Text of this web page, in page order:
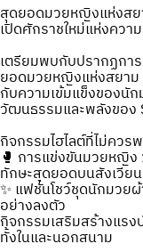
สุดยอดมวยหญิงแห่งสย
เปิดศักราชใหม่แห่งคว
เตรียมพบกับปรากฏกา
ยอดมวยหญิงแห่งสยาม
กับความเข้มแข็งของนั
วัฒนธรรมและพลังของ
กิจกรรมไฮไลต์ที่ไม่ควร
🥊 การแข่งขันมวยหญิ
ทักษะสุดยอดบนสังเวียน
✨ แฟชั่นโชว์ชุดนักมวย
อย่างลงตัว
กิจกรรมเสริมสร้างแร
ทั้งในและนอกสนาม